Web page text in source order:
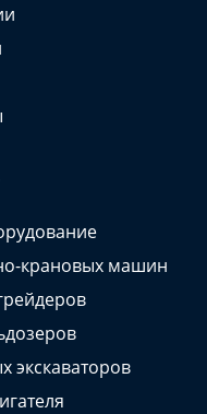
крановых машин
экскаваторов